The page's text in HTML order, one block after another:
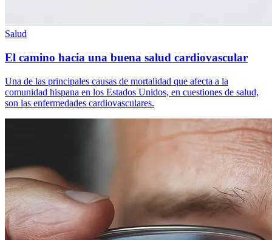
Salud
El camino hacia una buena salud cardiovascular
Una de las principales causas de mortalidad que afecta a la
comunidad hispana en los Estados Unidos, en cuestiones de salud,
son las enfermedades cardiovasculares.